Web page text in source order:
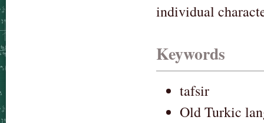
individual
Keywords
tafsir
Old Turkic